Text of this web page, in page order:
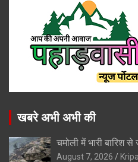
खबरे अभी अभी की
चमोली में भारी बारिश
August 7, 2026